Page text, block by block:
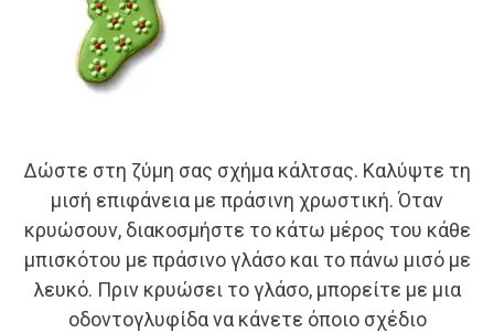
Δώστε στη ζύμη σας σχήμα κάλτσας. Καλύψτε τη
μισή επιφάνεια με πράσινη χρωστική. Όταν
κρυώσουν, διακοσμήστε το κάτω μέρος του κάθε
μπισκότου με πράσινο γλάσο και το πάνω μισό με
λευκό. Πριν κρυώσει το γλάσο, μπορείτε με μια
οδοντογλυφίδα να κάνετε όποιο σχέδιο